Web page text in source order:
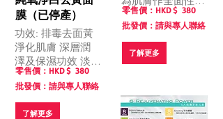
膜（已停產）
功效: 排毒去面黃
淨化肌膚 深層潤
澤及保濕功效 淡
化色斑，回復淨白
素顏肌 擊退細紋
及平滑肌膚
零售價：HKD $ 380
批發價：請與專人聯絡
了解更多
滋養修護 刺激膠
原增生，回復肌肉
彈性 保濕及令皮
膚回復光澤細緻
零售價：HKD $ 380
批發價：請與專人聯絡
了解更多